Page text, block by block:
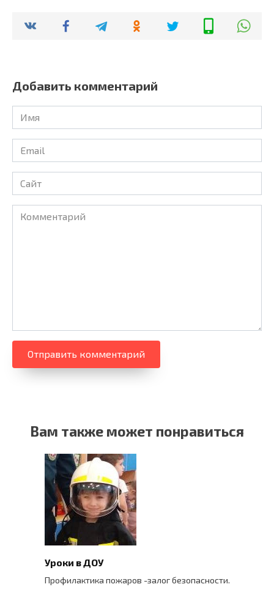
Добавить комментарий
Имя
Email
Сайт
Комментарий
Вам также может понравиться
Уроки в ДОУ
Профилактика пожаров -залог безопасности.